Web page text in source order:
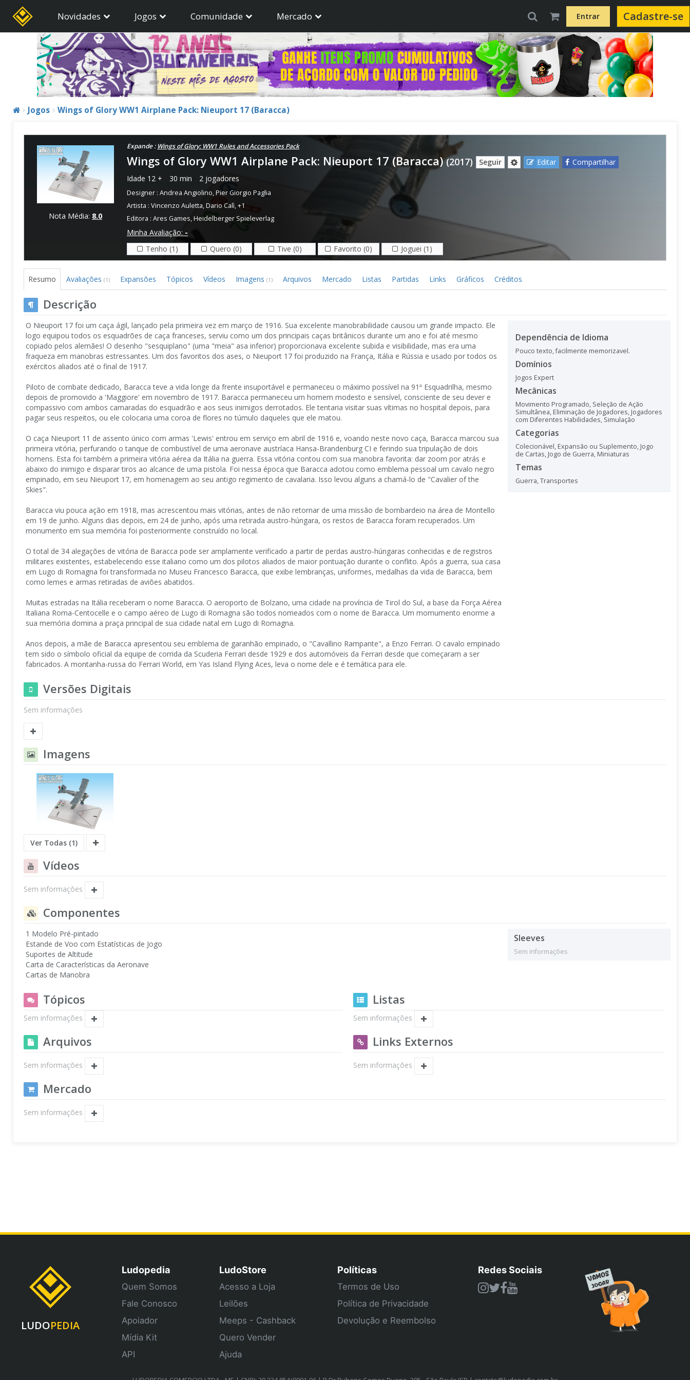
Novidades Jogos Comunidade Mercado Entrar Cadastre-se
Jogos Wings of Glory WW1 Airplane Pack: Nieuport 17 (Baracca)
Nota Média: 8.0
Expande : Wings of Glory: WW1 Rules and Accessories Pack
Wings of Glory WW1 Airplane Pack: Nieuport 17 (Baracca) (2017) Seguir Editar
Compartilhar
Idade 12 + 30 min 2 jogadores
Designer : Andrea Angiolino,Pier Giorgio Paglia
Artista : Vincenzo Auletta,Dario Calì,+1
Editora : Ares Games,Heidelberger Spieleverlag
Minha Avaliação: -
Tenho (1)
Quero (0) Tive (0) Favorito (0) Joguei (1)
Resumo Avaliações (1) Expansões Tópicos Vídeos Imagens (1) Arquivos Mercado Listas Partidas Links Gráficos Créditos
Descrição
O Nieuport 17 foi um caça ágil, lançado pela primeira vez em março de 1916. Sua excelente manobrabilidade causou um grande impacto. Ele
logo equipou todos os esquadrões de caça franceses, serviu como um dos principais caças britânicos durante um ano e foi até mesmo
copiado pelos alemães! O desenho "sesquiplano" (uma "meia" asa inferior) proporcionava excelente subida e visibilidade, mas era uma
fraqueza em manobras estressantes. Um dos favoritos dos ases, o Nieuport 17 foi produzido na França, Itália e Rússia e usado por todos os
exércitos aliados até o final de 1917.
Piloto de combate dedicado, Baracca teve a vida longe da frente insuportável e permaneceu o máximo possível na 91ª Esquadrilha, mesmo
depois de promovido a 'Maggiore' em novembro de 1917. Baracca permaneceu um homem modesto e sensível, consciente de seu dever e
compassivo com ambos camaradas do esquadrão e aos seus inimigos derrotados. Ele tentaria visitar suas vítimas no hospital depois, para
pagar seus respeitos, ou ele colocaria uma coroa de flores no túmulo daqueles que ele matou.
O caça Nieuport 11 de assento único com armas 'Lewis' entrou em serviço em abril de 1916 e, voando neste novo caça, Baracca marcou sua
primeira vitória, perfurando o tanque de combustível de uma aeronave austríaca Hansa-Brandenburg CI e ferindo sua tripulação de dois
homens. Esta foi também a primeira vitória aérea da Itália na guerra. Essa vitória contou com sua manobra favorita: dar zoom por atrás e
abaixo do inimigo e disparar tiros ao alcance de uma pistola. Foi nessa época que Baracca adotou como emblema pessoal um cavalo negro
empinado, em seu Nieuport 17, em homenagem ao seu antigo regimento de cavalaria. Isso levou alguns a chamá-lo de "Cavalier of the
Skies".
Baracca viu pouca ação em 1918, mas acrescentou mais vitórias, antes de não retornar de uma missão de bombardeio na área de Montello
em 19 de junho. Alguns dias depois, em 24 de junho, após uma retirada austro-húngara, os restos de Baracca foram recuperados. Um
monumento em sua memória foi posteriormente construído no local.
O total de 34 alegações de vitória de Baracca pode ser amplamente verificado a partir de perdas austro-húngaras conhecidas e de registros
militares existentes, estabelecendo esse italiano como um dos pilotos aliados de maior pontuação durante o conflito. Após a guerra, sua casa
em Lugo di Romagna foi transformada no Museu Francesco Baracca, que exibe lembranças, uniformes, medalhas da vida de Baracca, bem
como lemes e armas retiradas de aviões abatidos.
Muitas estradas na Itália receberam o nome Baracca. O aeroporto de Bolzano, uma cidade na província de Tirol do Sul, a base da Força Aérea
Italiana Roma-Centocelle e o campo aéreo de Lugo di Romagna são todos nomeados com o nome de Baracca. Um momumento enorme a
sua memória domina a praça principal de sua cidade natal em Lugo di Romagna.
Anos depois, a mãe de Baracca apresentou seu emblema de garanhão empinado, o "Cavallino Rampante", a Enzo Ferrari. O cavalo empinado
tem sido o símbolo oficial da equipe de corrida da Scuderia Ferrari desde 1929 e dos automóveis da Ferrari desde que começaram a ser
fabricados. A montanha-russa do Ferrari World, em Yas Island Flying Aces, leva o nome dele e é temática para ele.
Dependência de Idioma
Pouco texto, facilmente memorizavel.
Domínios
Jogos Expert
Mecânicas
Movimento Programado, Seleção de Ação
Simultânea, Eliminação de Jogadores, Jogadores
com Diferentes Habilidades, Simulação
Categorias
Colecionável, Expansão ou Suplemento, Jogo
de Cartas, Jogo de Guerra, Miniaturas
Temas
Guerra,Transportes
Versões Digitais
Sem informações
Imagens
Ver Todas (1)
Vídeos
Sem informações
Componentes
1 Modelo Pré-pintado
Estande de Voo com Estatísticas de Jogo
Suportes de Altitude
Carta de Características da Aeronave
Cartas de Manobra
Sleeves
Sem informações
Tópicos
Sem informações
Listas
Sem informações
Arquivos
Sem informações
Links Externos
Sem informações
Mercado
Sem informações
LUDOPEDIA
Ludopedia
Quem Somos
Fale Conosco
Apoiador
Mídia Kit
API
LudoStore
Acesso a Loja
Leilões
Meeps - Cashback
Quero Vender
Ajuda
Políticas
Termos de Uso
Política de Privacidade
Devolução e Reembolso
Redes Sociais